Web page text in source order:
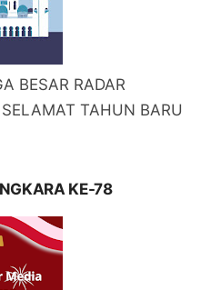
BESAR RADAR
TAHUN BARU
KE-78